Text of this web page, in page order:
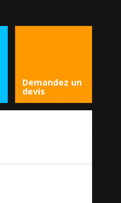
Demandez un
devis